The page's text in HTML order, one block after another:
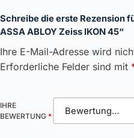
Schreibe die erste Rezension
ASSA ABLOY Zeiss IKON 45“
Ihre E-Mail-Adresse wird
Erforderliche Felder sind mit
IHRE
BEWERTUNG *